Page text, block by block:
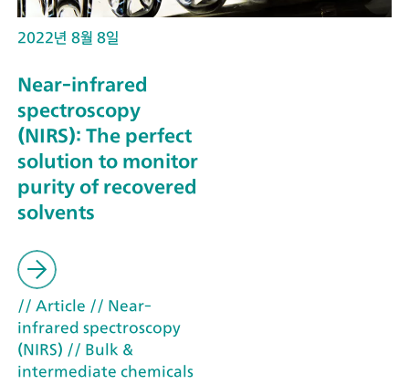
2022년 8월 8일
Near-infrared
spectroscopy
(NIRS): The perfect
solution to monitor
purity of recovered
solvents
// Article // Near-
infrared spectroscopy
(NIRS) // Bulk &
intermediate chemicals